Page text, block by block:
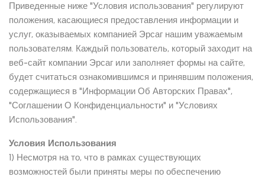
Приведенные ниже "Условия использования" регулируют
положения, касающиеся предоставления информации и
услуг, оказываемых компанией Эрсаг нашим уважаемым
пользователям. Каждый пользователь, который заходит на
веб-сайт компании Эрсаг или заполняет формы на сайте,
будет считаться ознакомившимся и принявшим положения,
содержащиеся в "Информации Об Авторских Правах",
"Соглашении О Конфиденциальности" и "Условиях
Использования".
Условия Использования
1) Несмотря на то, что в рамках существующих
возможностей были приняты меры по обеспечению